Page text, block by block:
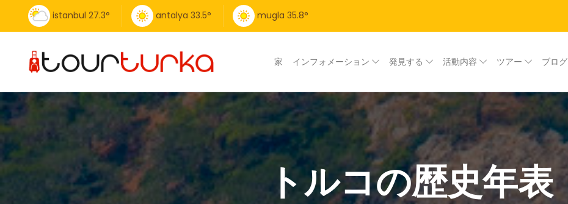
istanbul 27.3° antalya 33.5° mugla 35.8°
家 インフォメーション 発見する 活動内容 ツアー ブログ
トルコの歴史年表